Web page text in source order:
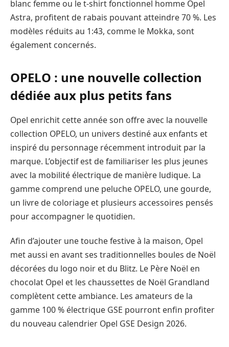
blanc femme ou le t-shirt fonctionnel homme Opel
Astra, profitent de rabais pouvant atteindre 70 %. Les
modèles réduits au 1:43, comme le Mokka, sont
également concernés.
OPELO : une nouvelle collection
dédiée aux plus petits fans
Opel enrichit cette année son offre avec la nouvelle
collection OPELO, un univers destiné aux enfants et
inspiré du personnage récemment introduit par la
marque. L’objectif est de familiariser les plus jeunes
avec la mobilité électrique de manière ludique. La
gamme comprend une peluche OPELO, une gourde,
un livre de coloriage et plusieurs accessoires pensés
pour accompagner le quotidien.
Afin d’ajouter une touche festive à la maison, Opel
met aussi en avant ses traditionnelles boules de Noël
décorées du logo noir et du Blitz. Le Père Noël en
chocolat Opel et les chaussettes de Noël Grandland
complètent cette ambiance. Les amateurs de la
gamme 100 % électrique GSE pourront enfin profiter
du nouveau calendrier Opel GSE Design 2026.